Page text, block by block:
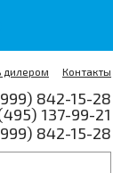
дилером Контакты
842-15-28
137-99-21
842-15-28